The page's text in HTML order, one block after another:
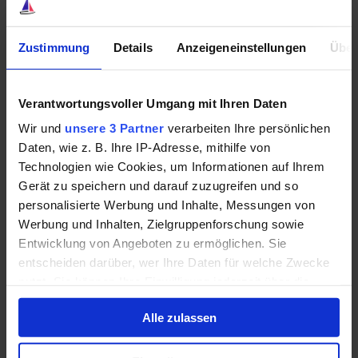
Zustimmung Details Anzeigeneinstellungen
Verantwortungsvoller Umgang mit Ihren Daten
Wir und unsere 3 Partner verarbeiten Ihre persönlichen
Daten, wie z. B. Ihre IP-Adresse, mithilfe von
Technologien wie Cookies, um Informationen auf Ihrem
Gerät zu speichern und darauf zuzugreifen und so
personalisierte Werbung und Inhalte, Messungen von
Werbung und Inhalten, Zielgruppenforschung sowie
Entwicklung von Angeboten zu ermöglichen. Sie
entscheiden darüber, wer Ihre Daten für welche Zwecke
Cookie-Erklärung oder durch Klicken auf das Privacy
Trigger Symbol ändern oder widerrufen
Alle zulassen
Die eigentliche Stärke liegt in der
Kombination
profitieren letztlich vom gleichen Grundprinzip.
Man beteiligt sich an produktiven Unternehmen.
Der ETF tut dies automatisch über viele Firmen
gleichzeitig. Die Dividendenaktie ermöglicht es
dagegen, gezielt einzelne Geschäftsmodelle
auszuwählen, von denen man besonders überzeugt
ist.
künstlich. Die spannendere Frage lautet nicht, ob ETFs
oder Dividendenaktien besser sind.